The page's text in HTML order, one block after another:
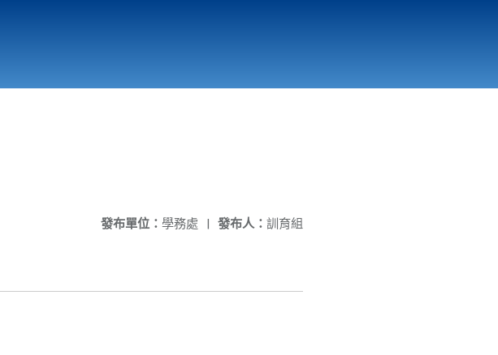
發布人： 訓育組
發布單位： 學務處 |